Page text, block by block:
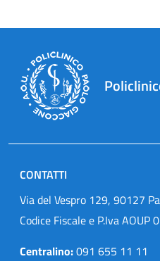
CONTATTI
Via del Vespro 129, 90127
Codice Fiscale e P.Iva
Centralino:091 655 11 11